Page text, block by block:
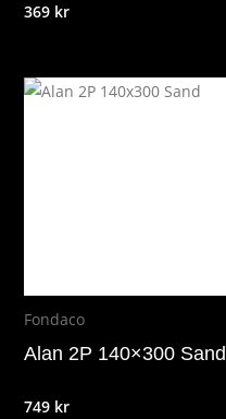
369 kr
Fondaco
Alan 2P 140×300 Sand
749 kr